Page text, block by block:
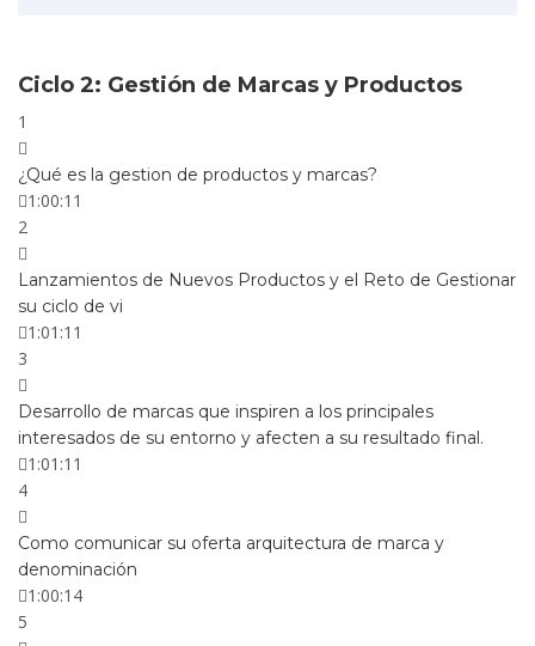
Ciclo 2: Gestión de Marcas y Productos
1
¿Qué es la gestion de productos y marcas?
1:00:11
2
Lanzamientos de Nuevos Productos y el Reto de Gestionar
su ciclo de vi
1:01:11
3
Desarrollo de marcas que inspiren a los principales
interesados de su entorno y afecten a su resultado final.
1:01:11
4
Como comunicar su oferta arquitectura de marca y
denominación
1:00:14
5